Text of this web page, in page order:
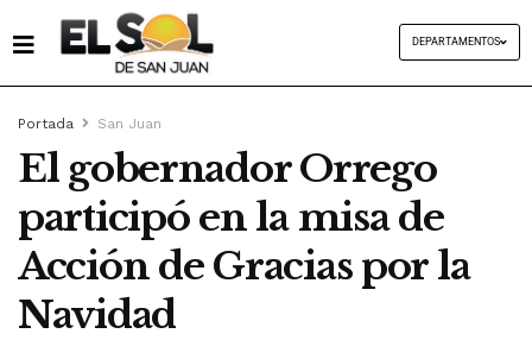
DEPARTAMENTOS
Portada San Juan
El gobernador Orrego
participó en la misa de
Acción de Gracias por la
Navidad